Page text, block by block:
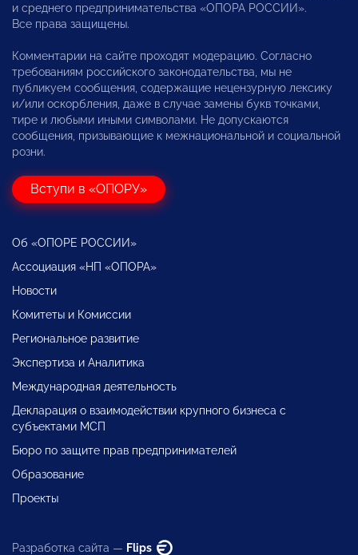
и среднего предпринимательства «ОПОРА РОССИИ».
Все права защищены.
Комментарии на сайте проходят модерацию. Согласно
требованиям российского законодательства, мы не
публикуем сообщения, содержащие нецензурную лексику
и/или оскорбления, даже в случае замены букв точками,
тире и любыми иными символами. Не допускаются
сообщения, призывающие к межнациональной и социальной
розни.
Вступи в «ОПОРУ»
Об «ОПОРЕ РОССИИ»
Ассоциация «НП «ОПОРА»
Новости
Комитеты и Комиссии
Региональное развитие
Экспертиза и Аналитика
Международная деятельность
Декларация о взаимодействии крупного бизнеса с
субъектами МСП
Бюро по защите прав предпринимателей
Образование
Проекты
Разработка сайта — Flips